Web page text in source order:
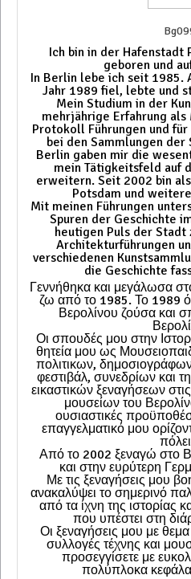
Ich bin in der Hafenstadt
geboren und
In Berlin lebe ich seit 1985.
Jahr 1989 fiel, lebte und
Mein Studium in der
mehrjährige Erfahrung als
Protokoll Führungen und
bei den Sammlungen der
Berlin gaben mir die
mein Tätigkeitsfeld auf
erweitern. Seit 2002 bin
Potsdam und
Mit meinen Führungen
Spuren der Geschichte
heutigen Puls der Stadt
Architekturführungen
verschiedenen
die Geschichte
Γεννήθηκα και μεγάλωσα
ζω από το 1985. Το 1989
Βερολίνου ζούσα και
Οι σπουδές μου στην
θητεία μου ως
πολιτικων,
φεστιβάλ, συνεδρίων και
εικαστικών ξεναγήσεων
μουσείων του
ουσιαστικές
επαγγελματικό μου
Από το 2002 ξεναγώ στο
και στην ευρύτερη
Με τις ξεναγήσεις μου
ανακαλύψει το σημερινό
από τα ίχνη της ιστορίας
που υπέστει στη
Οι ξεναγήσεις μου με
συλλογές τέχνης και
προσεγγίσετε με
πολύπλοκα